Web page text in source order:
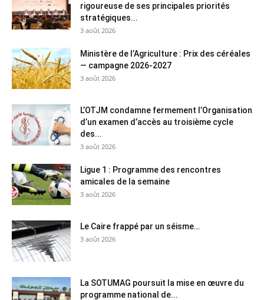
rigoureuse de ses principales priorités
stratégiques...
3 août 2026
Ministère de l’Agriculture : Prix des céréales
— campagne 2026-2027
3 août 2026
L’OTJM condamne fermement l’Organisation
d’un examen d’accès au troisième cycle
des...
3 août 2026
Ligue 1 : Programme des rencontres
amicales de la semaine
3 août 2026
Le Caire frappé par un séisme…
3 août 2026
La SOTUMAG poursuit la mise en œuvre du
programme national de...